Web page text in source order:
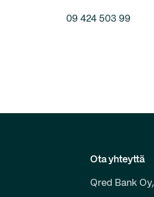
09 424 503 99
Ota yhteyttä
Qred Bank Oy,